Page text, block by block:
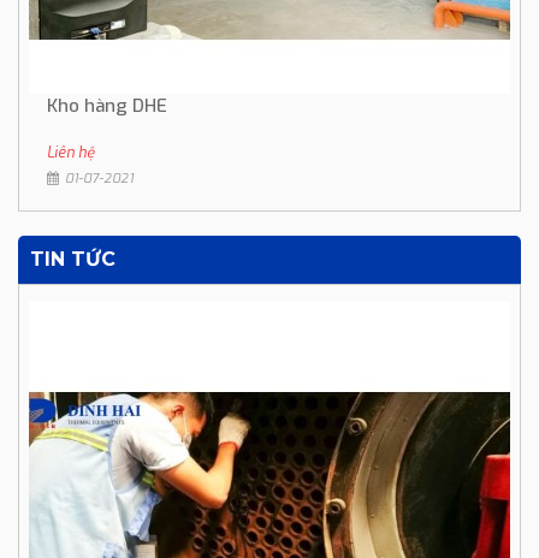
Kho hàng DHE
Liên hệ
01-07-2021
TIN TỨC